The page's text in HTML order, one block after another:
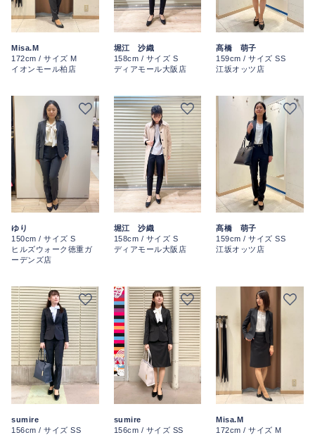
Misa.M
172cm / サイズ M
イオンモール柏店
堀江 沙織
158cm / サイズ S
ディアモール大阪店
髙橋 萌子
159cm / サイズ SS
江坂オッツ店
ゆり
150cm / サイズ S
ヒルズウォーク徳重ガ
ーデンズ店
堀江 沙織
158cm / サイズ S
ディアモール大阪店
髙橋 萌子
159cm / サイズ SS
江坂オッツ店
sumire
156cm / サイズ SS
sumire
156cm / サイズ SS
Misa.M
172cm / サイズ M